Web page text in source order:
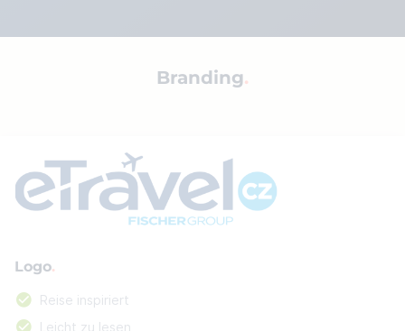
Branding
Logo
Reise inspiriert
Leicht zu lesen